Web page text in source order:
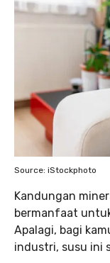
Source: iStockphoto
Kandungan
bermanfaat
Apalagi, bagi
industri, susu ini